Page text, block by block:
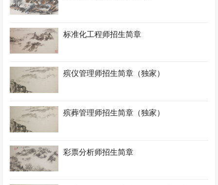
标准化工程师招生简章
殡仪管理师招生简章（独家）
殡葬管理师招生简章（独家）
彩票分析师招生简章